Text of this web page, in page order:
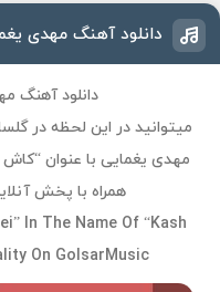
دانلود آهنگ مهدی
دانلود آهنگ
میتوانید در این لحظه در
همراه با پخش
In The Name Of “Kash
On GolsarMusic